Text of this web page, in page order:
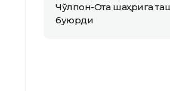
Чўлпон-Ота шаҳрига
буюрди